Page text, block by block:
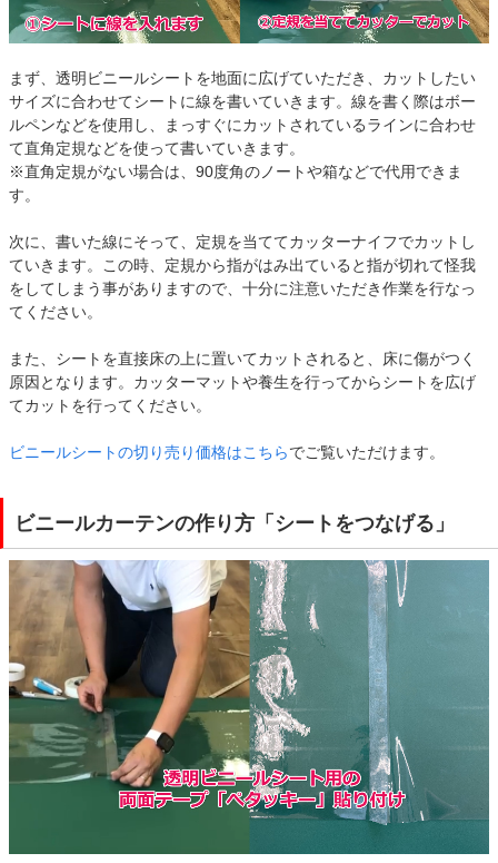
まず、透明ビニールシートを地面に広げていただき、カットしたい
サイズに合わせてシートに線を書いていきます。線を書く際はボー
ルペンなどを使用し、まっすぐにカットされているラインに合わせ
て直角定規などを使って書いていきます。
※直角定規がない場合は、90度角のノートや箱などで代用できま
す。
次に、書いた線にそって、定規を当ててカッターナイフでカットし
ていきます。この時、定規から指がはみ出ていると指が切れて怪我
をしてしまう事がありますので、十分に注意いただき作業を行なっ
てください。
また、シートを直接床の上に置いてカットされると、床に傷がつく
原因となります。カッターマットや養生を行ってからシートを広げ
てカットを行ってください。
ビニールシートの切り売り価格はこちらでご覧いただけます。
ビニールカーテンの作り方「シートをつなげる」